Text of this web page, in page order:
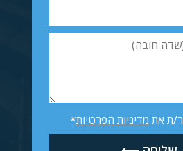
ת את מדיניות הפרטיות*